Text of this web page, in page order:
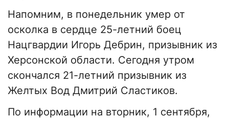
Напомним, в понедельник умер от
осколка в сердце 25-летний боец
Нацгвардии Игорь Дебрин, призывник из
Херсонской области. Сегодня утром
скончался 21-летний призывник из
Желтых Вод Дмитрий Сластиков.
По информации на вторник, 1 сентября,